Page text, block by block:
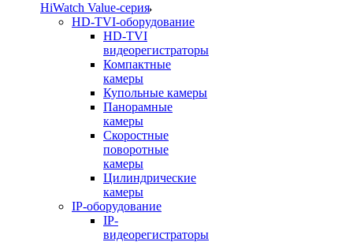
HiWatch Value-серия
HD-TVI-оборудование
HD-TVI
видеорегистраторы
Компактные
камеры
Купольные камеры
Панорамные
камеры
Скоростные
поворотные
камеры
Цилиндрические
камеры
IP-оборудование
IP-
видеорегистраторы